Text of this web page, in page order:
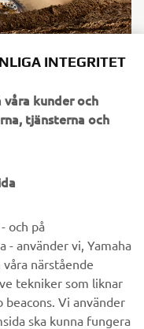
vidareutvecklats
som ökar
som resultat.
INTEGRITET
kunder och
tjänsterna och
och på
- använder vi, Yamaha
närstående
tekniker som liknar
beacons. Vi använder
ska kunna fungera